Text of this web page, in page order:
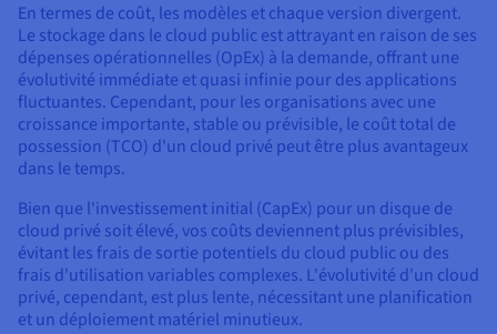
En termes de coût, les modèles et chaque version divergent.
Le stockage dans le cloud public est attrayant en raison de ses
dépenses opérationnelles (OpEx) à la demande, offrant une
évolutivité immédiate et quasi infinie pour des applications
fluctuantes. Cependant, pour les organisations avec une
croissance importante, stable ou prévisible, le coût total de
possession (TCO) d'un cloud privé peut être plus avantageux
dans le temps.
Bien que l'investissement initial (CapEx) pour un disque de
cloud privé soit élevé, vos coûts deviennent plus prévisibles,
évitant les frais de sortie potentiels du cloud public ou des
frais d'utilisation variables complexes. L'évolutivité d'un cloud
privé, cependant, est plus lente, nécessitant une planification
et un déploiement matériel minutieux.